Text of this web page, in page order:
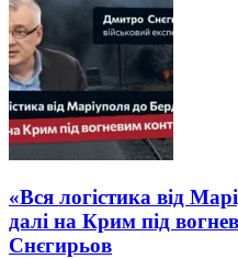
«Вся логістика від
далі на Крим під
Снєгирьов